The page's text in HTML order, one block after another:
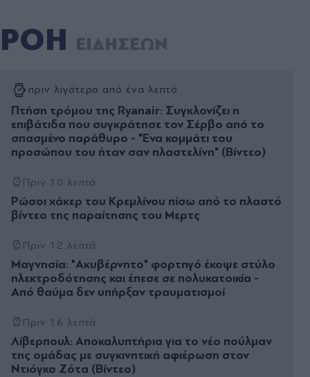
ΡΟΗ ΕΙΔΗΣΕΩΝ
πριν λιγότερο από ένα λεπτό
Πτήση τρόμου της Ryanair: Συγκλονίζει η
επιβάτιδα που συγκράτησε τον Σέρβο από το
σπασμένο παράθυρο - "Ένα κομμάτι του
προσώπου του ήταν σαν πλαστελίνη" (Βίντεο)
Πριν 10 λεπτά
Ρώσοι χάκερ του Κρεμλίνου πίσω από το πλαστό
βίντεο της παραίτησης του Μερτς
Πριν 12 λεπτά
Μαγνησία: "Ακυβέρνητο" φορτηγό έκοψε στύλο
ηλεκτροδότησης και έπεσε σε πολυκατοικία -
Από θαύμα δεν υπήρξαν τραυματισμοί
Πριν 16 λεπτά
Λίβερπουλ: Αποκαλυπτήρια για το νέο πούλμαν
της ομάδας με συγκινητική αφιέρωση στον
Ντιόγκο Ζότα (Βίντεο)